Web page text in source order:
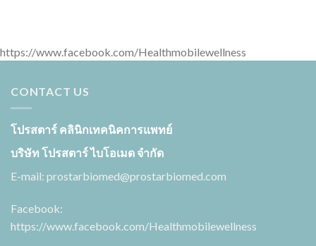
https://www.facebook.com/Healthmobilewellness
CONTACT US
โปรสตาร์ คลินิกเทคนิคการแพทย์
บริษัท โปรสตาร์ ไบโอเมด จำกัด
E-mail: prostarbiomed@prostarbiomed.com
Facebook:
https://www.facebook.com/Healthmobilewellness